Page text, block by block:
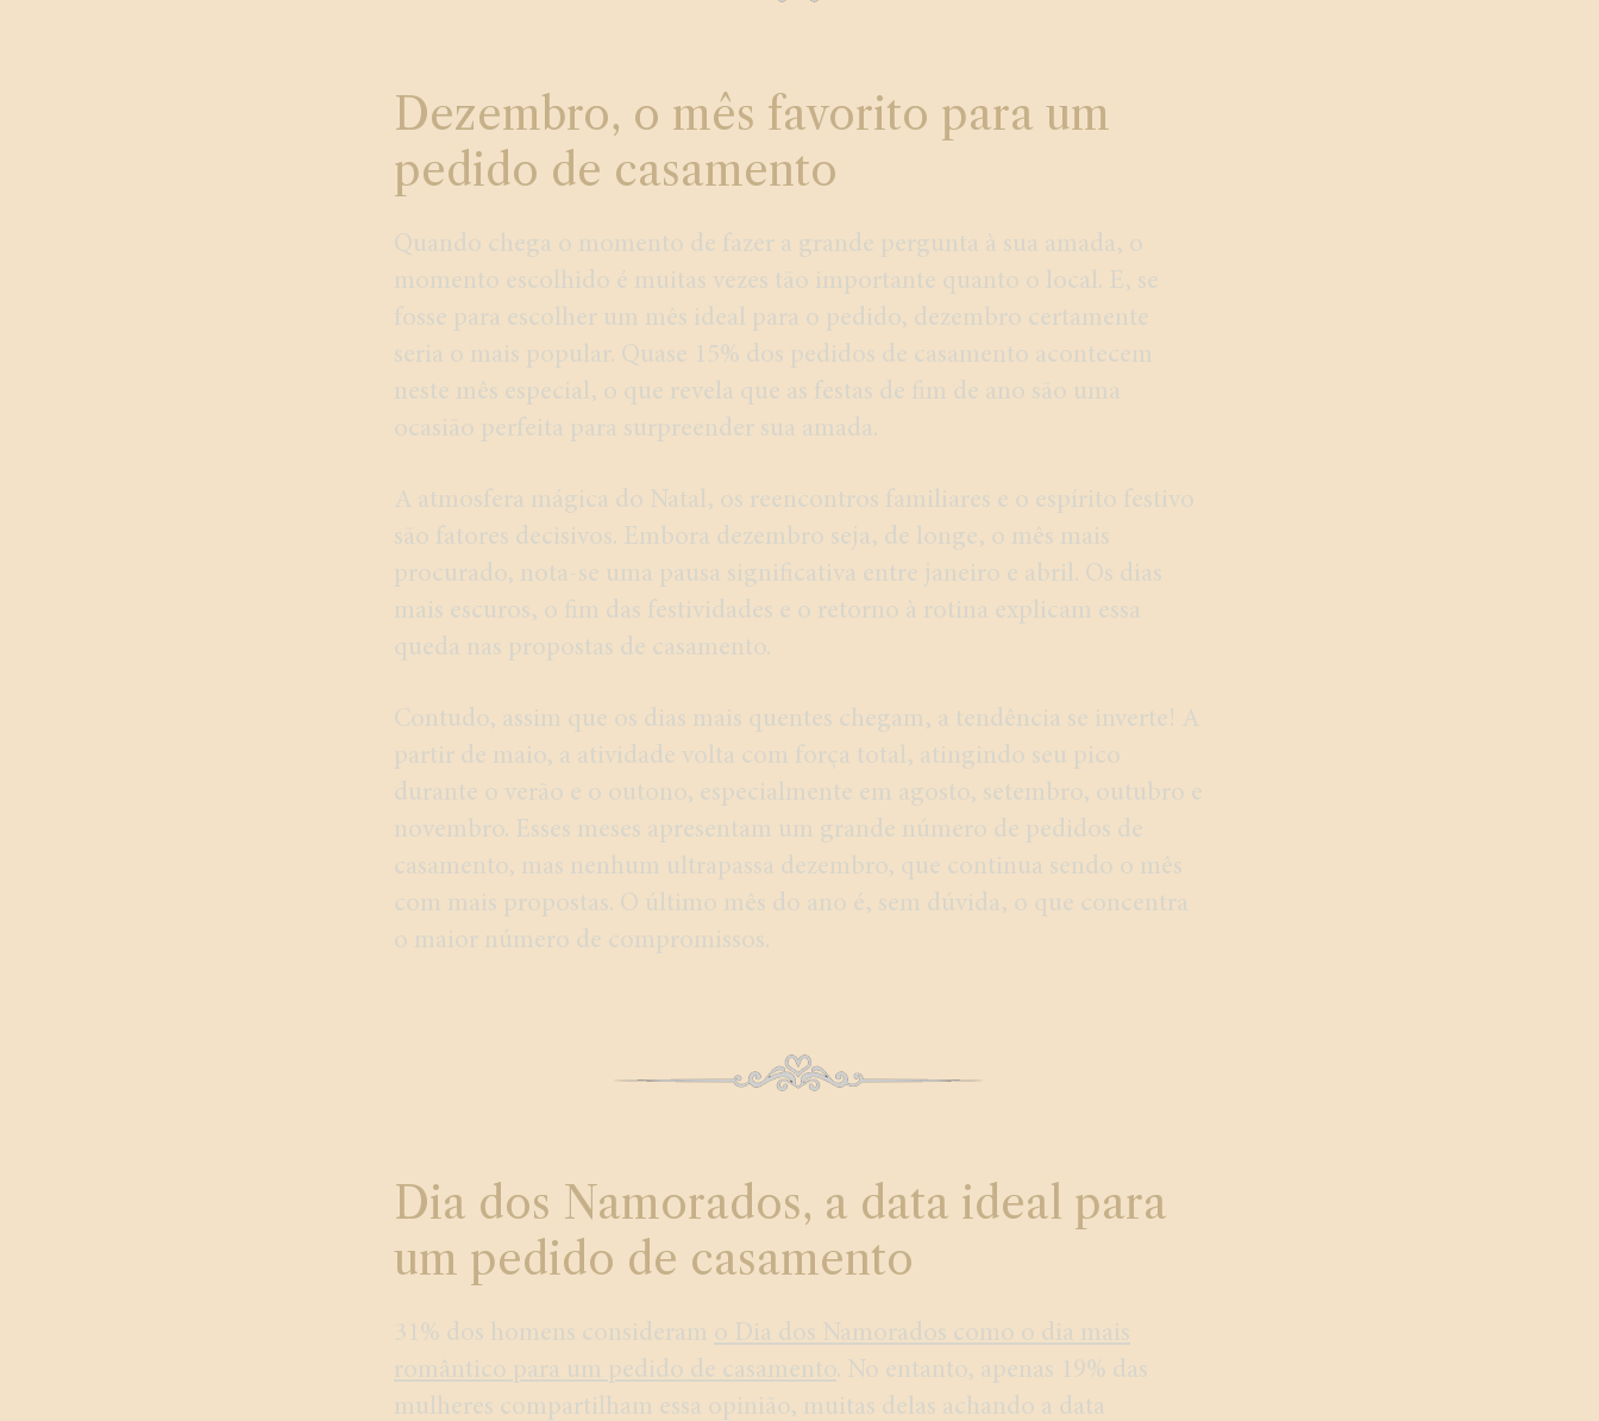
Dezembro, o mês favorito para um
pedido de casamento
Quando chega o momento de fazer a grande pergunta à sua amada, o
momento escolhido é muitas vezes tão importante quanto o local. E, se
fosse para escolher um mês ideal para o pedido, dezembro certamente
seria o mais popular. Quase 15% dos pedidos de casamento acontecem
neste mês especial, o que revela que as festas de fim de ano são uma
ocasião perfeita para surpreender sua amada.
A atmosfera mágica do Natal, os reencontros familiares e o espírito festivo
são fatores decisivos. Embora dezembro seja, de longe, o mês mais
procurado, nota-se uma pausa significativa entre janeiro e abril. Os dias
mais escuros, o fim das festividades e o retorno à rotina explicam essa
queda nas propostas de casamento.
Contudo, assim que os dias mais quentes chegam, a tendência se inverte! A
partir de maio, a atividade volta com força total, atingindo seu pico
durante o verão e o outono, especialmente em agosto, setembro, outubro e
novembro. Esses meses apresentam um grande número de pedidos de
casamento, mas nenhum ultrapassa dezembro, que continua sendo o mês
com mais propostas. O último mês do ano é, sem dúvida, o que concentra
o maior número de compromissos.
Dia dos Namorados, a data ideal para
um pedido de casamento
31% dos homens consideram o Dia dos Namorados como o dia mais
romântico para um pedido de casamento. No entanto, apenas 19% das
mulheres compartilham essa opinião, muitas delas achando a data